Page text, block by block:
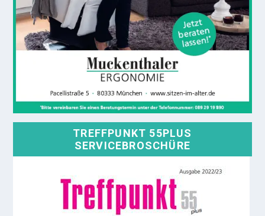
TREFFPUNKT 55PLUS
SERVICEBROSCHÜRE